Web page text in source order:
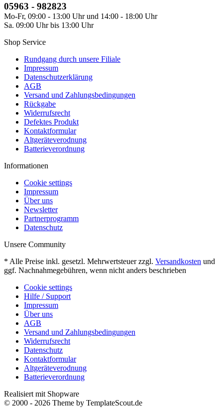
05963 - 982823
Mo-Fr, 09:00 - 13:00 Uhr und 14:00 - 18:00 Uhr
Sa. 09:00 Uhr bis 13:00 Uhr
Shop Service
Rundgang durch unsere Filiale
Impressum
Datenschutzerklärung
AGB
Versand und Zahlungsbedingungen
Rückgabe
Widerrufsrecht
Defektes Produkt
Kontaktformular
Altgeräteverodnung
Batterieverordnung
Informationen
Cookie settings
Impressum
Über uns
Newsletter
Partnerprogramm
Datenschutz
Unsere Community
* Alle Preise inkl. gesetzl. Mehrwertsteuer zzgl. Versandkosten und
ggf. Nachnahmegebühren, wenn nicht anders beschrieben
Cookie settings
Hilfe / Support
Impressum
Über uns
AGB
Versand und Zahlungsbedingungen
Widerrufsrecht
Datenschutz
Kontaktformular
Altgeräteverodnung
Batterieverordnung
Realisiert mit Shopware
© 2000 - 2026 Theme by TemplateScout.de